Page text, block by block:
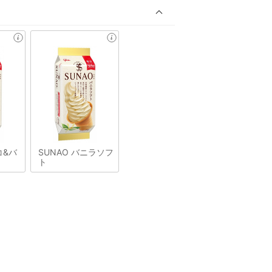
&バ
SUNAO バニラソフ
ト